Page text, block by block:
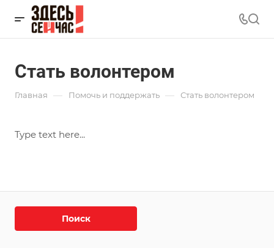
Стать волонтером
Главная — Помочь и поддержать — Стать волонтером
Type text here...
Поиск